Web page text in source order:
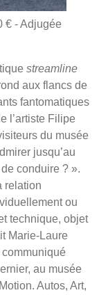
€ - Adjugée
streamline
aux flancs de
fantomatiques
l’artiste Filipe
du musée
jusqu’au
conduire ? ».
relation
ou
technique, objet
Marie-Laure
au musée
Autos, Art,